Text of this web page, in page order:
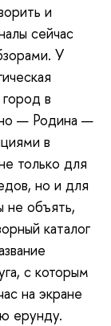
и
сейчас
У
в
— Родина —
в
только для
но и для
не объять,
каталог
с которым
на экране
ерунду.